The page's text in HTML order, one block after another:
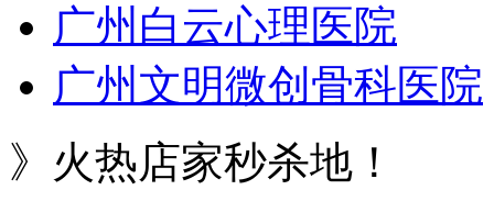
广州白云心理医院
广州文明微创骨科医院
》火热店家秒杀地！